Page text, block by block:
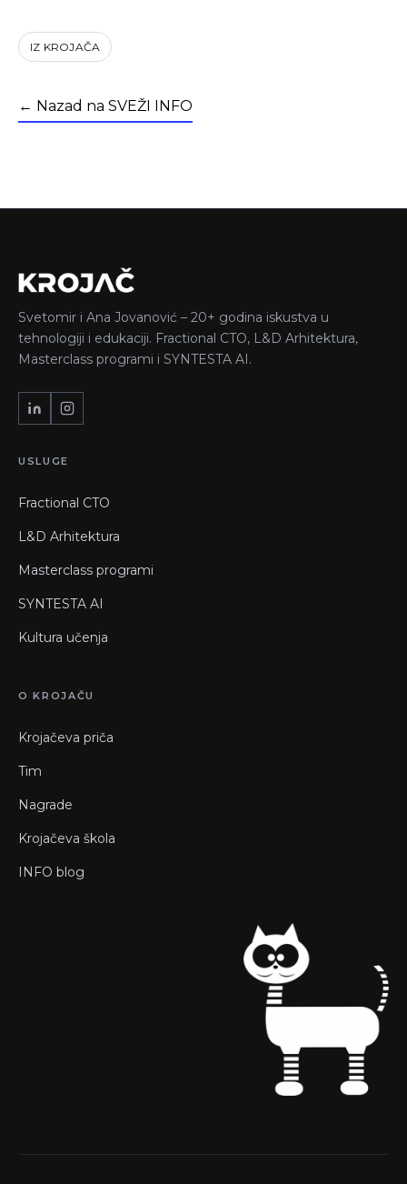
IZ KROJAČA
← Nazad na SVEŽI INFO
Svetomir i Ana Jovanović – 20+ godina iskustva u
tehnologiji i edukaciji. Fractional CTO, L&D Arhitektura,
Masterclass programi i SYNTESTA AI.
USLUGE
Fractional CTO
L&D Arhitektura
Masterclass programi
SYNTESTA AI
Kultura učenja
O KROJAČU
Krojačeva priča
Tim
Nagrade
Krojačeva škola
INFO blog